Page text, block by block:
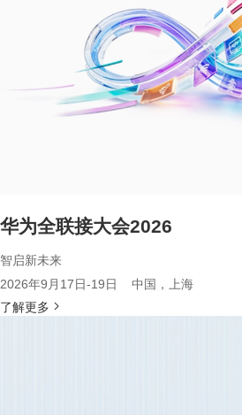
华为全联接大会2026
智启新未来
2026年9月17日-19日 中国，上海
了解更多